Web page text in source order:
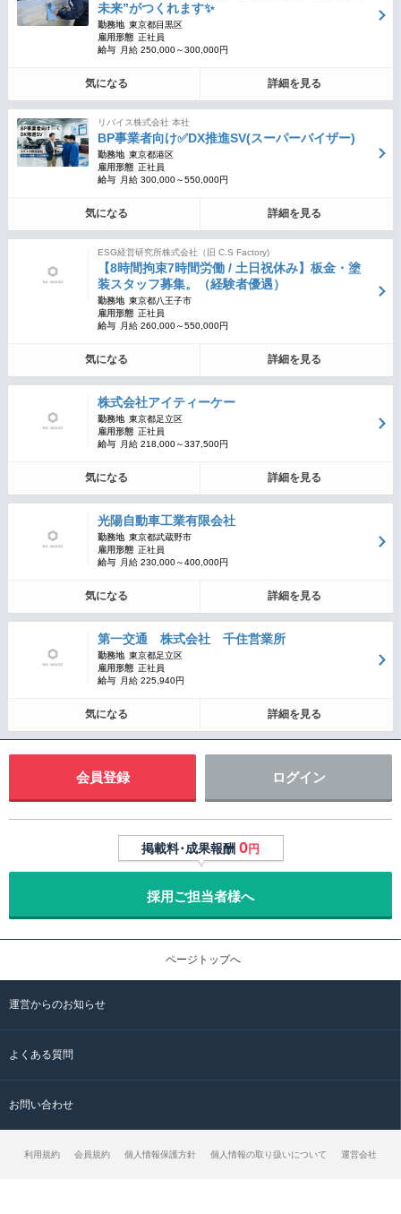
未来”がつくれます✨
勤務地 東京都目黒区
雇用形態 正社員
給与
月給 250,000～300,000円
気になる 詳細を見る
リバイス株式会社 本社
BP事業者向け✅DX推進SV(スーパーバイザー)
勤務地 東京都港区
雇用形態 正社員
給与
月給 300,000～550,000円
気になる 詳細を見る
ESG経営研究所株式会社（旧 C.S Factory)
【8時間拘束7時間労働 / 土日祝休み】板金・塗
装スタッフ募集。（経験者優遇）
勤務地 東京都八王子市
雇用形態 正社員
給与
月給 260,000～550,000円
気になる 詳細を見る
株式会社アイティーケー
勤務地 東京都足立区
雇用形態 正社員
給与
月給 218,000～337,500円
気になる 詳細を見る
光陽自動車工業有限会社
勤務地 東京都武蔵野市
雇用形態 正社員
給与
月給 230,000～400,000円
気になる 詳細を見る
第一交通 株式会社 千住営業所
勤務地 東京都足立区
雇用形態 正社員
給与
月給 225,940円
気になる 詳細を見る
会員登録 ログイン
掲載料･成果報酬 0円
採用ご担当者様へ
ページトップへ
運営からのお知らせ
よくある質問
お問い合わせ
利用規約 会員規約 個人情報保護方針 個人情報の取り扱いについて 運営会社